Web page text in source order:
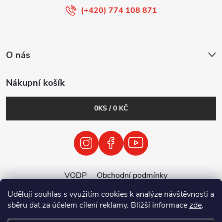
Uděluji souhlas s využitím cookies k analýze návštěvnosti a
sběru dat za účelem cílení reklamy. Bližší informacezde.
(+420) 774 108 871
O nás
Nákupní košík
0KS /0 KČ
VODP
Obchodní podmínky
Zásady zpracování osobních údajů
Zpětný odběr vysloužilých elektrozařízení / baterií